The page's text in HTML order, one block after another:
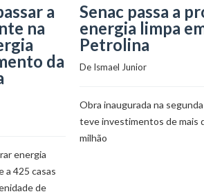
a
na
da
energia
a 425 casas
de
Senac passa a
energia limpa
Petrolina
De Ismael Junior
Obra inaugurada na
teve investimentos de mais
milhão